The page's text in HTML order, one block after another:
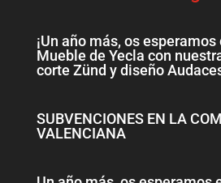
¡Un año más, os esperamos
Mueble de Yecla con
corte Zünd y diseño
SUBVENCIONES EN LA
VALENCIANA